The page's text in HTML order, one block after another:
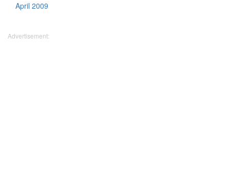
April 2009
Advertisement: